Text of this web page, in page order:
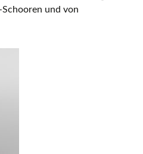
und von